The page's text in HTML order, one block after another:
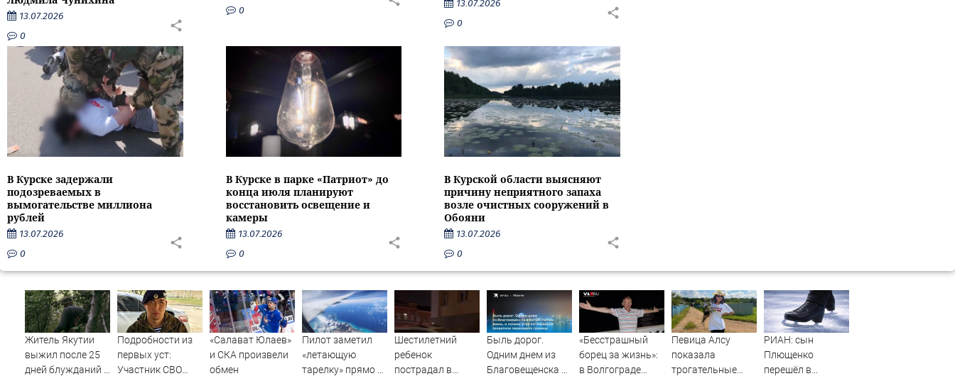
13.07.2026
0
0
13.07.2026
0
В Курске задержали
подозреваемых в
вымогательстве миллиона
рублей
13.07.2026
0
В Курске в парке «Патриот» до
конца июля планируют
восстановить освещение и
камеры
13.07.2026
0
В Курской области выясняют
причину неприятного запаха
возле очистных сооружений в
Обояни
13.07.2026
0
Житель Якутии
выжил после 25
дней блужданий в
Подробности из
первых уст:
Участник СВО
«Салават Юлаев»
и СКА произвели
обмен
Пилот заметил
«летающую
тарелку» прямо у
Шестилетний
ребенок
пострадал в
Быль дорог.
Одним днем из
Благовещенска в
«Бесстрашный
борец за жизнь»:
в Волгограде
Певица Алсу
показала
трогательные
РИАН: сын
Плющенко
перешёл в